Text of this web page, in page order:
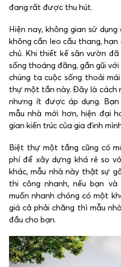
đang rất được thu hút.
Hiện nay, không gian sử
không cần leo cầu thang, hạn
chủ. Khi thiết kế sân vườn
sống thoáng đãng, gần gũi
chúng ta cuộc sống thoải
thự một tần này. Đây là cách
nhưng ít được áp dụng.
mẫu nhà mới hơn, hiện đại
gian kiến trúc của gia đình
Biệt thự một tầng cũng có
phí để xây dựng khá rẻ so
khác, mẫu nhà này thật sự
thi công nhanh, nếu bạn
muốn nhanh chóng có một
giá cả phải chăng thì mẫu
đầu cho bạn.